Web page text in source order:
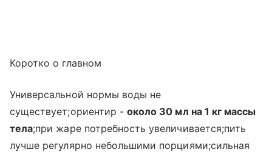
Коротко о главном
Универсальной нормы воды не
существует;ориентир -около 30 мл на 1 кг массы
тела;при жаре потребность увеличивается;пить
лучше регулярно небольшими порциями;сильная